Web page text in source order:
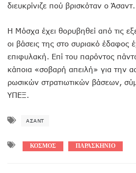
διευκρίνιζε πού βρισκόταν ο Άσαντ.
Η Μόσχα έχει θορυβηθεί από τις
οι βάσεις της στο συριακό έδαφος
επιφυλακή. Επί του παρόντος
κάποια «σοβαρή απειλή» για την
ρωσικών στρατιωτικών βάσεων,
ΥΠΕΞ.
ΆΣΑΝΤ
ΚΟΣΜΟΣ ΠΑΡΑΣΚΗΝΙΟ